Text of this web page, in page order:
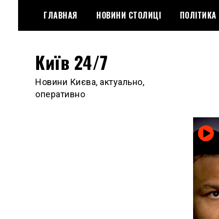
content
ГЛАВНАЯ НОВИНИ СТОЛИЦІ ПОЛІТИКА
Київ 24/7
Новини Києва, актуально,
оперативно